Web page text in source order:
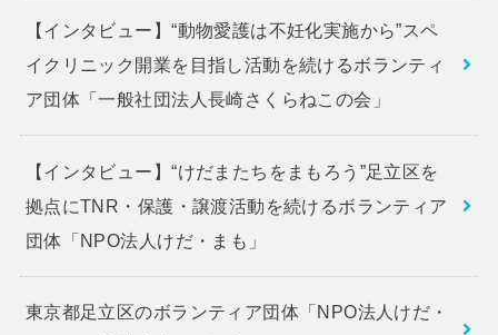
【インタビュー】“動物愛護は不妊化実施から”スペ
イクリニック開業を目指し活動を続けるボランティ
ア団体「一般社団法人長崎さくらねこの会」
【インタビュー】“けだまたちをまもろう”足立区を
拠点にTNR・保護・譲渡活動を続けるボランティア
団体「NPO法人けだ・まも」
東京都足立区のボランティア団体「NPO法人けだ・